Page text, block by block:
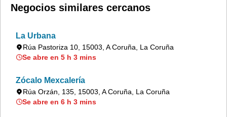
Negocios similares cercanos
La Urbana
Rúa Pastoriza 10, 15003, A Coruña, La Coruña
Se abre en 5 h 3 mins
Zócalo Mexcalería
Rúa Orzán, 135, 15003, A Coruña, La Coruña
Se abre en 6 h 3 mins